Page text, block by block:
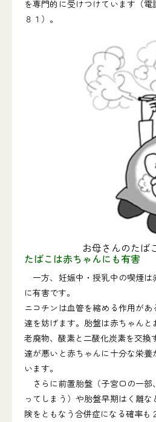
を専門的に受けつけています（電
８１）。
お母さんのたば
たばこは赤ちゃんにも有害
一方、妊娠中・授乳中の喫煙は
に有害です。
ニコチンは血管を縮める作用が
達を妨げます。胎盤は赤ちゃんと
老廃物、酸素と二酸化炭素を交換
達が悪いと赤ちゃんに十分な栄養
います。
さらに前置胎盤（子宮口の一部
ってしまう）や胎盤早期はく離
険をともなう合併症になる確率も